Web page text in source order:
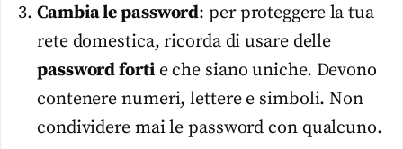
Cambia le password: per proteggere la tua
rete domestica, ricorda di usare delle
password fortie che siano uniche. Devono
contenere numeri, lettere e simboli. Non
condividere mai le password con qualcuno.